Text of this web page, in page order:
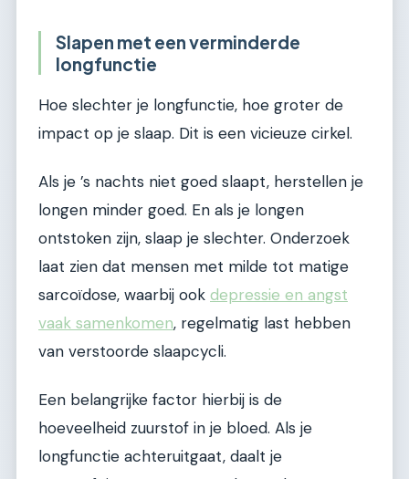
Slapen met een verminderde
longfunctie
Hoe slechter je longfunctie, hoe groter de
impact op je slaap. Dit is een vicieuze cirkel.
Als je ’s nachts niet goed slaapt, herstellen je
longen minder goed. En als je longen
ontstoken zijn, slaap je slechter. Onderzoek
laat zien dat mensen met milde tot matige
sarcoïdose, waarbij ook depressie en angst
vaak samenkomen, regelmatig last hebben
van verstoorde slaapcycli.
Een belangrijke factor hierbij is de
hoeveelheid zuurstof in je bloed. Als je
longfunctie achteruitgaat, daalt je